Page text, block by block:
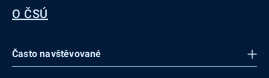
O ČSÚ
Často navštěvované